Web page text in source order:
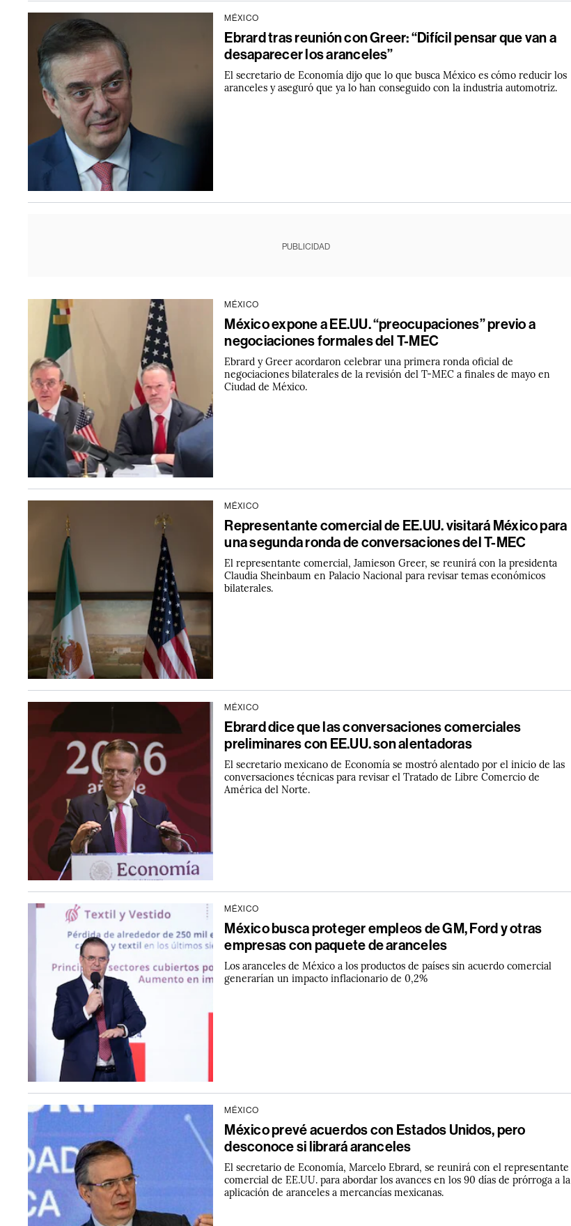
MÉXICO
Ebrard tras reunión con Greer: “Difícil pensar que van a
desaparecer los aranceles”
El secretario de Economía dijo que lo que busca México es cómo reducir los
aranceles y aseguró que ya lo han conseguido con la industria automotriz.
PUBLICIDAD
MÉXICO
México expone a EE.UU. “preocupaciones” previo a
negociaciones formales del T-MEC
Ebrard y Greer acordaron celebrar una primera ronda oficial de
negociaciones bilaterales de la revisión del T-MEC a finales de mayo en
Ciudad de México.
MÉXICO
Representante comercial de EE.UU. visitará México para
una segunda ronda de conversaciones del T-MEC
El representante comercial, Jamieson Greer, se reunirá con la presidenta
Claudia Sheinbaum en Palacio Nacional para revisar temas económicos
bilaterales.
MÉXICO
Ebrard dice que las conversaciones comerciales
preliminares con EE.UU. son alentadoras
El secretario mexicano de Economía se mostró alentado por el inicio de las
conversaciones técnicas para revisar el Tratado de Libre Comercio de
América del Norte.
MÉXICO
México busca proteger empleos de GM, Ford y otras
empresas con paquete de aranceles
Los aranceles de México a los productos de países sin acuerdo comercial
generarían un impacto inflacionario de 0,2%
MÉXICO
México prevé acuerdos con Estados Unidos, pero
desconoce si librará aranceles
El secretario de Economía, Marcelo Ebrard, se reunirá con el representante
comercial de EE.UU. para abordar los avances en los 90 días de prórroga a la
aplicación de aranceles a mercancías mexicanas.